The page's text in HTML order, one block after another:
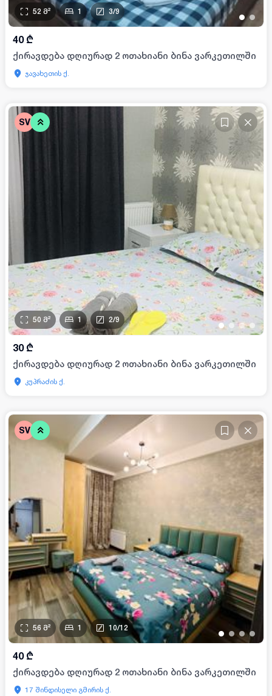
••
52 მ² 1 3/9
40 ₾
ქირავდება დღიურად 2 ოთახიანი ბინა ვარკეთილში
ჯავახეთის ქ.
SV
• •••
50 მ² 1 2/9
30 ₾
ქირავდება დღიურად 2 ოთახიანი ბინა ვარკეთილში
კუპრაძის ქ.
SV
• • ••
56 მ² 1 10/12
40 ₾
ქირავდება დღიურად 2 ოთახიანი ბინა ვარკეთილში
17 შინდისელი გმირის ქ.